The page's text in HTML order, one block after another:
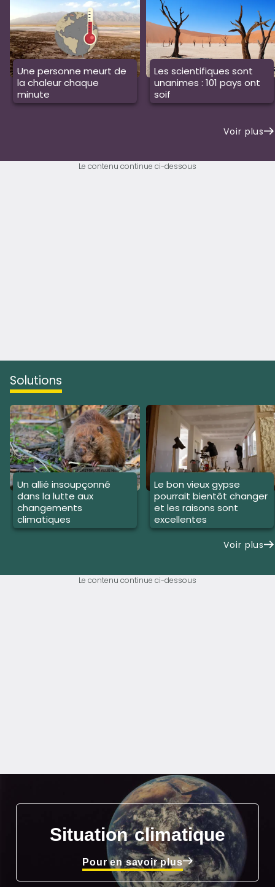
Une personne meurt de
la chaleur chaque
minute
Les scientifiques sont
unanimes : 101 pays ont
soif
Voir plus
Le contenu continue ci-dessous
solutions
Un allié insoupçonné
dans la lutte aux
changements
climatiques
Le bon vieux gypse
pourrait bientôt changer
et les raisons sont
excellentes
Voir plus
Le contenu continue ci-dessous
Situation climatique
Pour en savoir plus